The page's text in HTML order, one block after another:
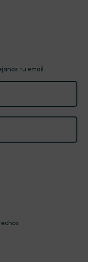
tu email.